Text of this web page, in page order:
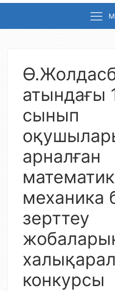
атындағы
сынып
арналған
механика
зерттеу
конкурсы